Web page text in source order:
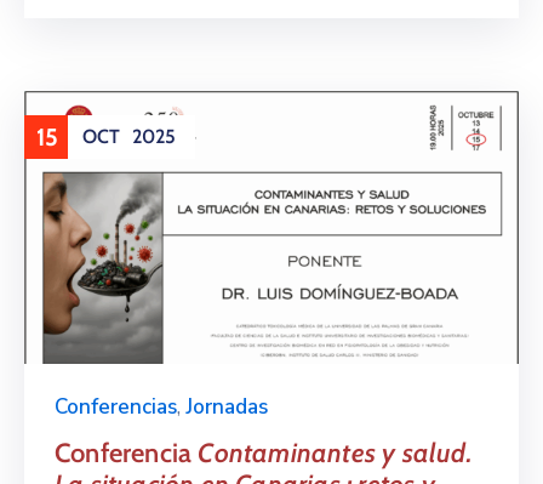
15 OCT 2025
Conferencias, Jornadas
Conferencia Contaminantes y salud.